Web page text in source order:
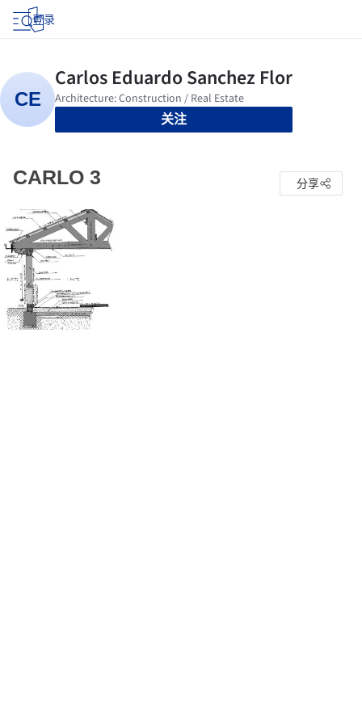
登录
关注
CARLO 3 分享